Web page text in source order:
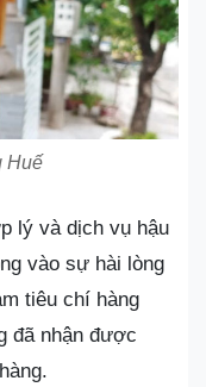
Huế
lý và dịch vụ hậu
vào sự hài lòng
tiêu chí hàng
đã nhận được